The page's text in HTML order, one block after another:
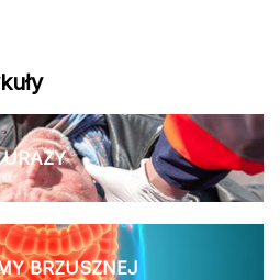
URAZY
BRZUSZNEJ